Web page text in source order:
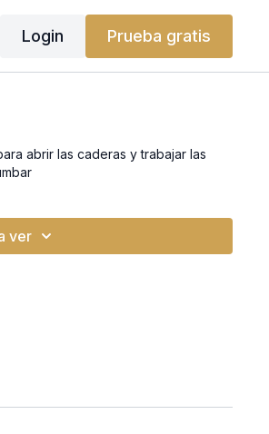
Login Prueba gratis
abrir las caderas y trabajar las
ver